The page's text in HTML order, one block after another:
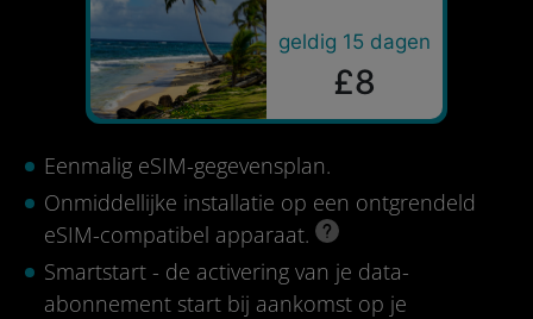
geldig 15 dagen
£8
Eenmalig eSIM-gegevensplan.
Onmiddellijke installatie op een ontgrendeld
eSIM-compatibel apparaat.
Smartstart - de activering van je data-
abonnement start bij aankomst op je